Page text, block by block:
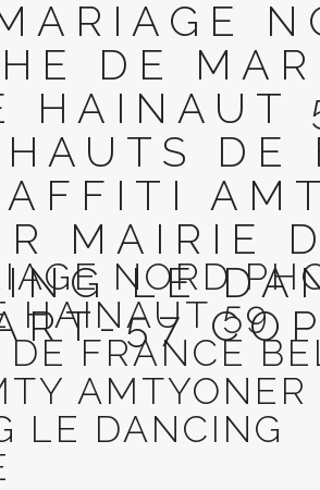
DE
HAINAUT
DE
MAIRIE
LE
57
NORD
HAINAUT 59
FRANCE
AMTYONER
LE DANCING